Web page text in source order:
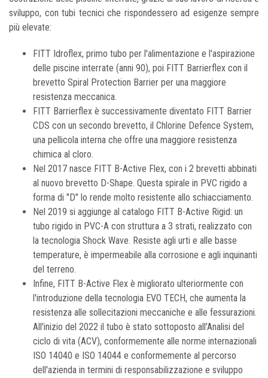
sviluppo, con tubi tecnici che rispondessero ad esigenze sempre
più elevate:
FITT Idroflex, primo tubo per l'alimentazione e l'aspirazione
delle piscine interrate (anni 90), poi FITT Barrierflex con il
brevetto Spiral Protection Barrier per una maggiore
resistenza meccanica.
FITT Barrierflex è successivamente diventato FITT Barrier
CDS con un secondo brevetto, il Chlorine Defence System,
una pellicola interna che offre una maggiore resistenza
chimica al cloro.
Nel 2017 nasce FITT B-Active Flex, con i 2 brevetti abbinati
al nuovo brevetto D-Shape. Questa spirale in PVC rigido a
forma di "D" lo rende molto resistente allo schiacciamento.
Nel 2019 si aggiunge al catalogo FITT B-Active Rigid: un
tubo rigido in PVC-A con struttura a 3 strati, realizzato con
la tecnologia Shock Wave. Resiste agli urti e alle basse
temperature, è impermeabile alla corrosione e agli inquinanti
del terreno.
Infine, FITT B-Active Flex è migliorato ulteriormente con
l'introduzione della tecnologia EVO TECH, che aumenta la
resistenza alle sollecitazioni meccaniche e alle fessurazioni.
All'inizio del 2022 il tubo è stato sottoposto all'Analisi del
ciclo di vita (ACV), conformemente alle norme internazionali
ISO 14040 e ISO 14044 e conformemente al percorso
dell'azienda in termini di responsabilizzazione e sviluppo